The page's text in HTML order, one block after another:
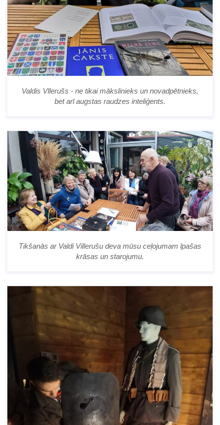
Valdis Vllerušs - ne tikai mākslinieks un novadpētnieks,
bet arī augstas raudzes inteliģents.
Tikšanās ar Valdi Villerušu deva mūsu ceļojumam īpašas
krāsas un starojumu.